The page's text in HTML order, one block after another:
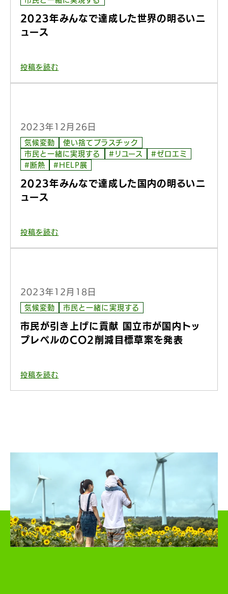
2023年みんなで達成した世界の明るいニ
ュース
投稿を読む
2023年12月26日
気候変動
使い捨てプラスチック
市民と一緒に実現する
#リユース
#ゼロエミ
#断熱
#HELP展
2023年みんなで達成した国内の明るいニ
ュース
投稿を読む
2023年12月18日
気候変動 市民と一緒に実現する
市民が引き上げに貢献 国立市が国内トッ
プレベルのCO2削減目標草案を発表
投稿を読む